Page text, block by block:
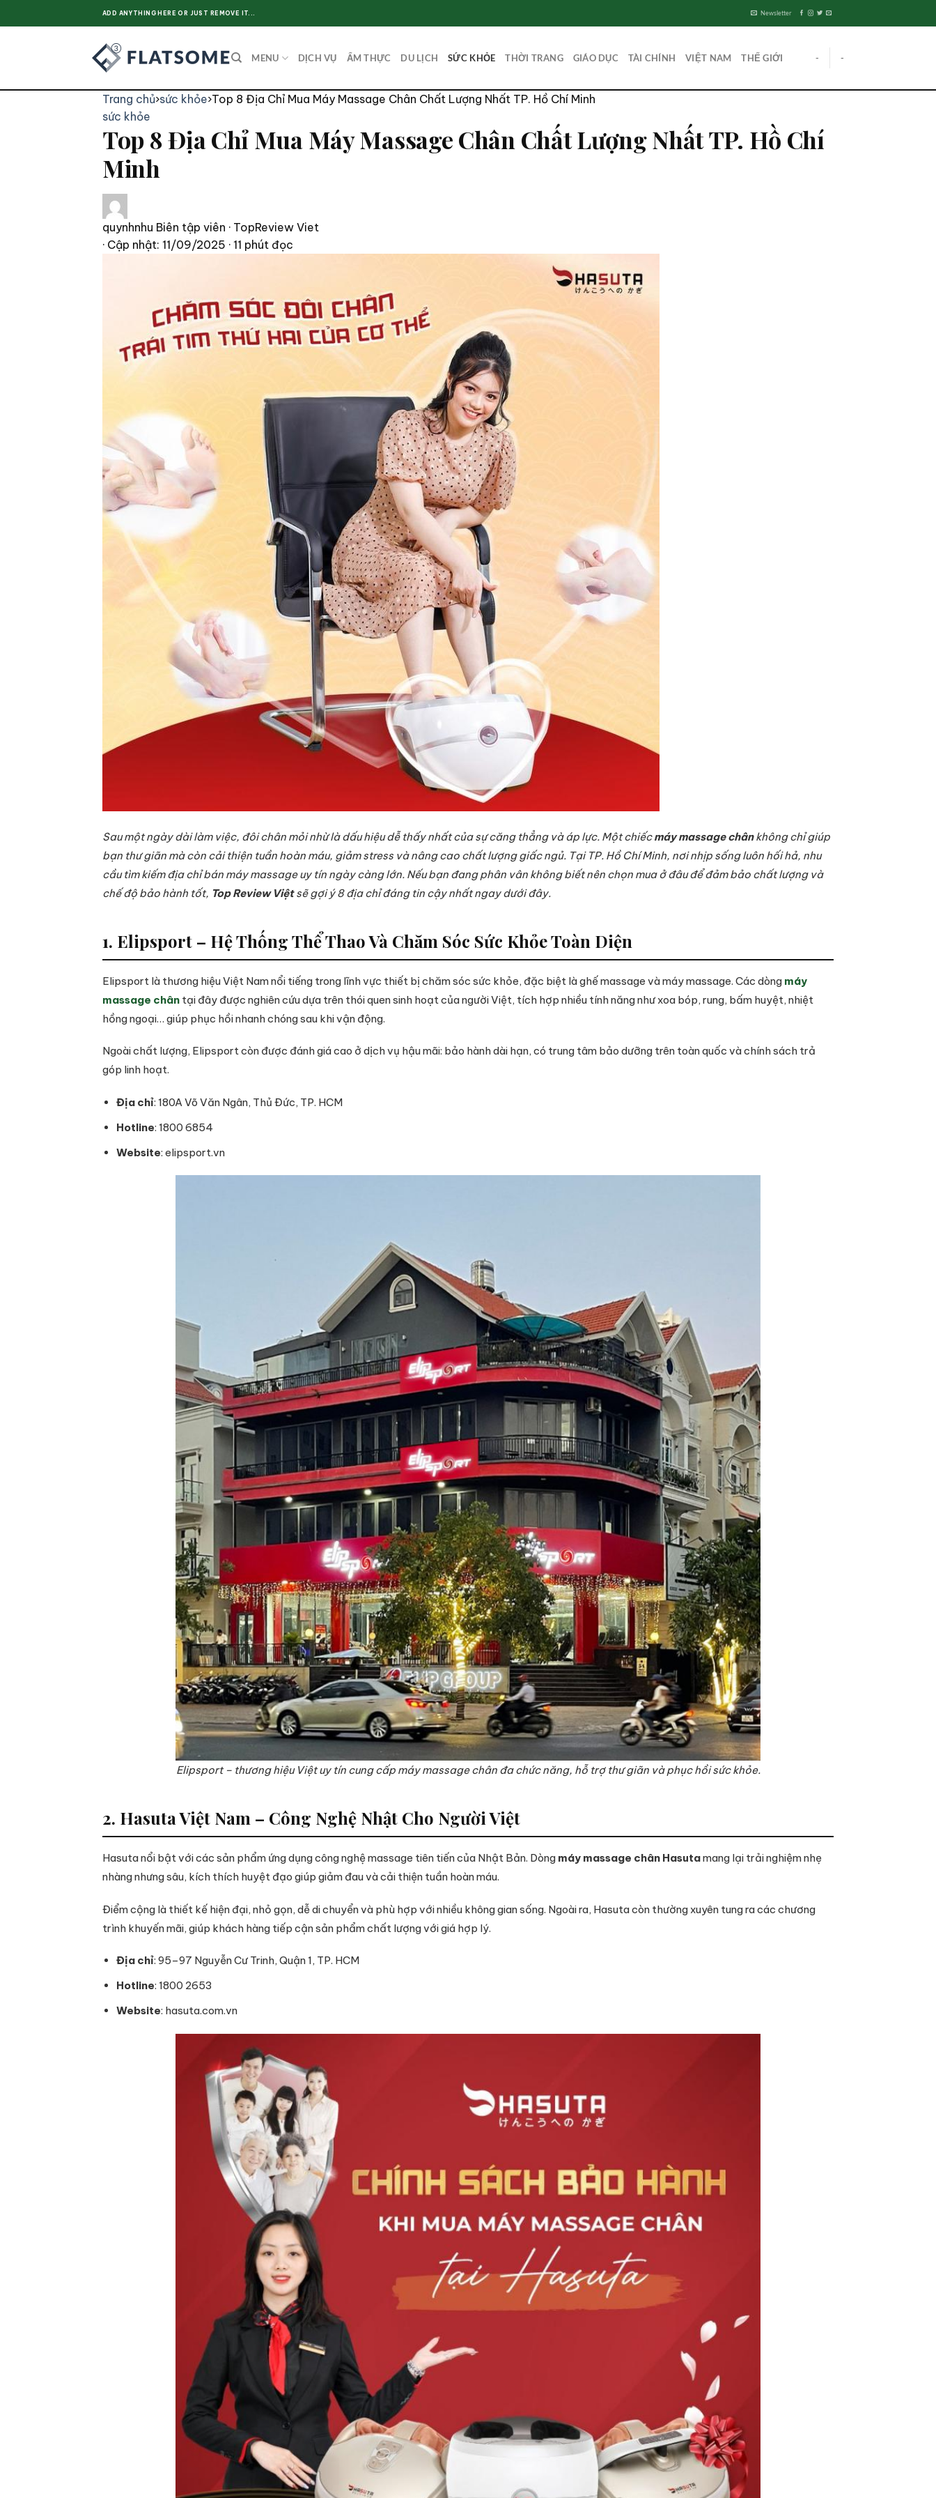
to
ADD ANYTHING HERE OR JUST REMOVE IT... Newsletter
MENU DỊCH VỤ ẨM THỰC DU LỊCH SỨC KHỎE THỜI TRANG GIÁO DỤC TÀI CHÍNH VIỆT NAM THẾ GIỚI - -
Trang chủ›sức khỏe›Top 8 Địa Chỉ Mua Máy Massage Chân Chất Lượng Nhất TP. Hồ Chí Minh
sức khỏe
Top 8 Địa Chỉ Mua Máy Massage Chân Chất Lượng Nhất TP. Hồ Chí
Minh
quynhnhu Biên tập viên · TopReview Viet
· Cập nhật: 11/09/2025 · 11 phút đọc
Sau một ngày dài làm việc, đôi chân mỏi nhừ là dấu hiệu dễ thấy nhất của sự căng thẳng và áp lực. Một chiếcmáy massage chânkhông chỉ giúp
bạn thư giãn mà còn cải thiện tuần hoàn máu, giảm stress và nâng cao chất lượng giấc ngủ. Tại TP. Hồ Chí Minh, nơi nhịp sống luôn hối hả, nhu
cầu tìm kiếm địa chỉ bán máy massage uy tín ngày càng lớn. Nếu bạn đang phân vân không biết nên chọn mua ở đâu để đảm bảo chất lượng và
chế độ bảo hành tốt, Top Review Việtsẽ gợi ý 8 địa chỉ đáng tin cậy nhất ngay dưới đây.
1. Elipsport – Hệ Thống Thể Thao Và Chăm Sóc Sức Khỏe Toàn Diện
Elipsport là thương hiệu Việt Nam nổi tiếng trong lĩnh vực thiết bị chăm sóc sức khỏe, đặc biệt là ghế massage và máy massage. Các dòng máy
massage chân tại đây được nghiên cứu dựa trên thói quen sinh hoạt của người Việt, tích hợp nhiều tính năng như xoa bóp, rung, bấm huyệt, nhiệt
hồng ngoại… giúp phục hồi nhanh chóng sau khi vận động.
Ngoài chất lượng, Elipsport còn được đánh giá cao ở dịch vụ hậu mãi: bảo hành dài hạn, có trung tâm bảo dưỡng trên toàn quốc và chính sách trả
góp linh hoạt.
Địa chỉ: 180A Võ Văn Ngân, Thủ Đức, TP. HCM
Hotline: 1800 6854
Website: elipsport.vn
Elipsport – thương hiệu Việt uy tín cung cấp máy massage chân đa chức năng, hỗ trợ thư giãn và phục hồi sức khỏe.
2. Hasuta Việt Nam – Công Nghệ Nhật Cho Người Việt
Hasuta nổi bật với các sản phẩm ứng dụng công nghệ massage tiên tiến của Nhật Bản. Dòng máy massage chân Hasutamang lại trải nghiệm nhẹ
nhàng nhưng sâu, kích thích huyệt đạo giúp giảm đau và cải thiện tuần hoàn máu.
Điểm cộng là thiết kế hiện đại, nhỏ gọn, dễ di chuyển và phù hợp với nhiều không gian sống. Ngoài ra, Hasuta còn thường xuyên tung ra các chương
trình khuyến mãi, giúp khách hàng tiếp cận sản phẩm chất lượng với giá hợp lý.
Địa chỉ: 95–97 Nguyễn Cư Trinh, Quận 1, TP. HCM
Hotline: 1800 2653
Website: hasuta.com.vn